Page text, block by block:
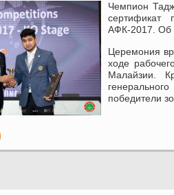
Чемпион
сертификат
АФК-2017. Об
Церемония
ходе
Малайзии.
победители